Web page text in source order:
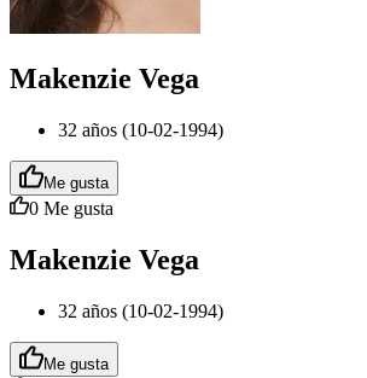
Makenzie Vega
32 años (10-02-1994)
Me gusta
0 Me gusta
Makenzie Vega
32 años (10-02-1994)
Me gusta